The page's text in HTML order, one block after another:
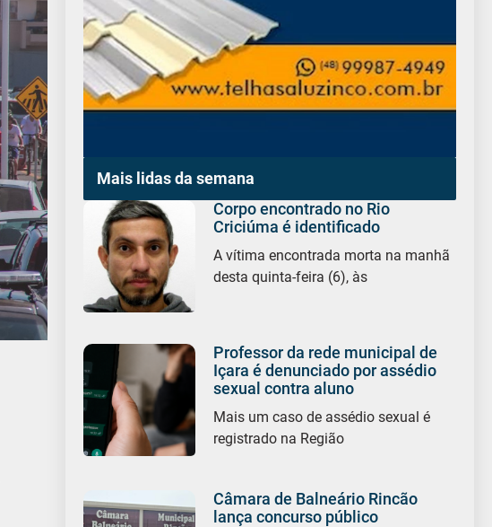
Mais lidas da semana
Corpo encontrado no Rio
Criciúma é identificado
A vítima encontrada morta na manhã
desta quinta-feira (6), às
Professor da rede municipal de
Içara é denunciado por assédio
sexual contra aluno
Mais um caso de assédio sexual é
registrado na Região
Câmara de Balneário Rincão
lança concurso público